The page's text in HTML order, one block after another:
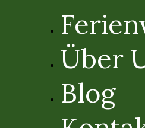
Über
Blog